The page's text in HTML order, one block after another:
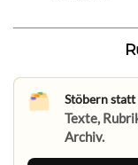
Stöbern statt
Texte,
Archiv.